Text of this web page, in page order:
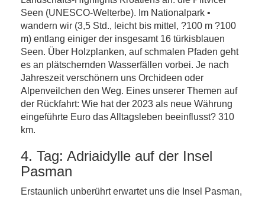
Seen (UNESCO-Welterbe). Im Nationalpark •
wandern wir (3,5 Std., leicht bis mittel, ?100 m ?100
m) entlang einiger der insgesamt 16 türkisblauen
Seen. Über Holzplanken, auf schmalen Pfaden geht
es an plätschernden Wasserfällen vorbei. Je nach
Jahreszeit verschönern uns Orchideen oder
Alpenveilchen den Weg. Eines unserer Themen auf
der Rückfahrt: Wie hat der 2023 als neue Währung
eingeführte Euro das Alltagsleben beeinflusst? 310
km.
4. Tag: Adriaidylle auf der Insel
Pasman
Erstaunlich unberührt erwartet uns die Insel Pasman,